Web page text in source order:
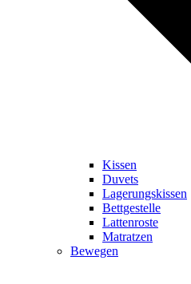
Kissen
Duvets
Lagerungskissen
Bettgestelle
Lattenroste
Matratzen
Bewegen